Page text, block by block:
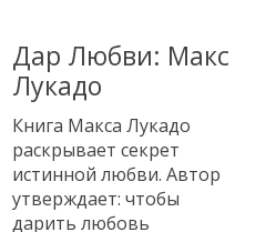
Дар Любви: Макс
Лукадо
Книга Макса Лукадо
раскрывает секрет
истинной любви. Автор
утверждает: чтобы
дарить любовь